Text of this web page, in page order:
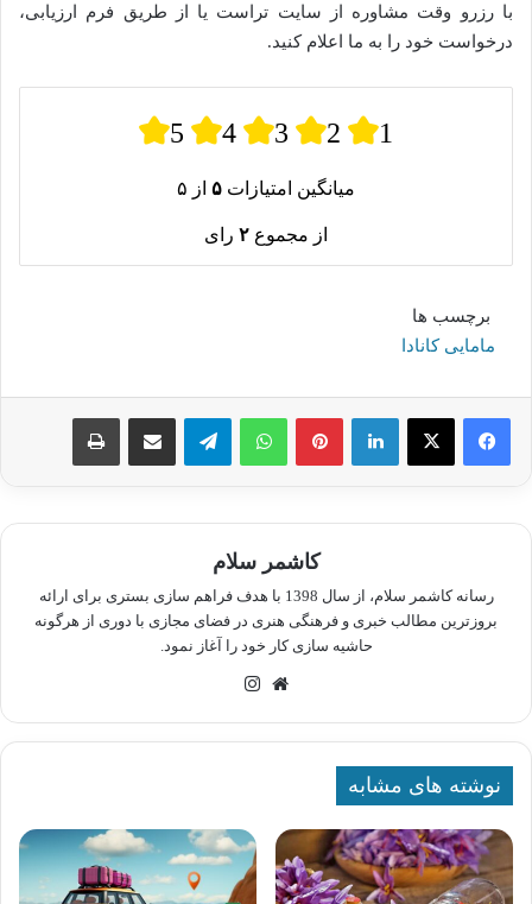
با رزرو وقت مشاوره از سایت تراست یا از طریق فرم ارزیابی،
درخواست خود را به ما اعلام کنید.
5 4 3 2 1
میانگین امتیازات ۵ از ۵
از مجموع ۲ رای
برچسب ها
مامایی کانادا
لینکدین پینترستواتس آپ تلگرام اشتراک گذاری از طریق ایمیل چاپ
کاشمر سلام
رسانه کاشمر سلام، از سال 1398 با هدف فراهم سازی بستری برای ارائه
بروزترین مطالب خبری و فرهنگی هنری در فضای مجازی با دوری از هرگونه
حاشیه سازی کار خود را آغاز نمود.
وبسایت
نوشته های مشابه